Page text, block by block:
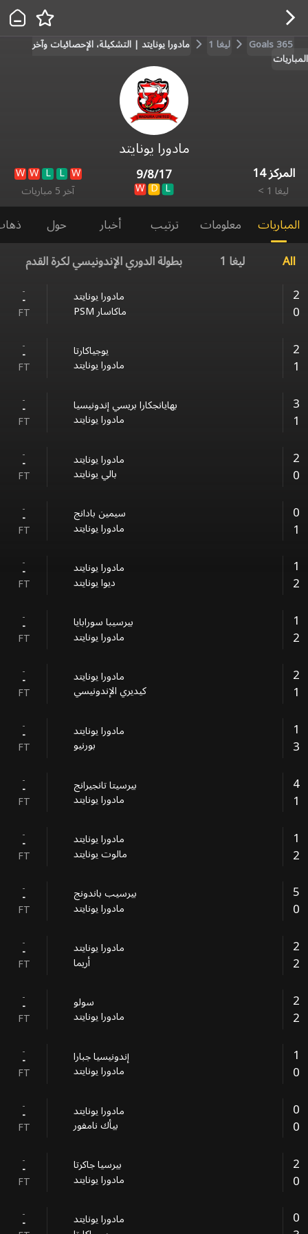
Goals 365 ليغا 1​ مادورا يونايتد | التشكيلة، الإحصائيات وآخر
المباريات
مادورا يونايتد
المركز14
ليغا 1​ >
9/8/17
W D L
W
L
L
W
W
آخر 5 مباريات
المباريات معلومات ترتيب أخبار حول
All
ليغا 1​ بطولة الدوري الإندونيسي لكرة القدم
--
FT
مادورا يونايتد
PSM ماكاسار
2
0
--
FT
يوجياكارتا
مادورا يونايتد
2
1
--
FT
بهايانجكارا بريسي إندونيسيا
مادورا يونايتد
3
1
--
FT
مادورا يونايتد
بالي يونايتد
2
0
--
FT
سيمين بادانج
مادورا يونايتد
0
1
--
FT
مادورا يونايتد
ديوا يونايتد
1
2
--
FT
بيرسيبا سورابايا
مادورا يونايتد
1
2
--
FT
مادورا يونايتد
كيديري الإندونيسي
2
1
--
FT
مادورا يونايتد
بورنيو
1
3
--
FT
بيرسيتا تانجيرانج
مادورا يونايتد
4
1
--
FT
مادورا يونايتد
مالوت يونايتد
1
2
--
FT
بيرسيب باندونج
مادورا يونايتد
5
0
--
FT
مادورا يونايتد
أريما
2
2
--
FT
سولو
مادورا يونايتد
2
2
--
FT
إندونيسيا جبارا
مادورا يونايتد
1
0
--
FT
مادورا يونايتد
بيأك نامفور
0
0
--
FT
بيرسيا جاكرتا
مادورا يونايتد
2
0
-- مادورا يونايتد 0